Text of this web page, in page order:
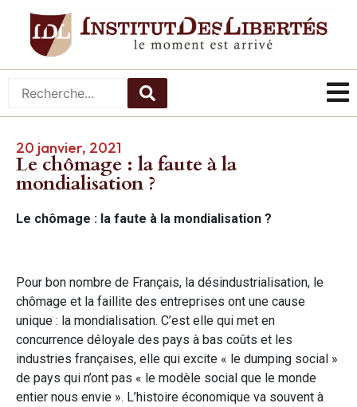
20 janvier, 2021
Le chômage : la faute à la
mondialisation ?
Le chômage : la faute à la mondialisation ?
Pour bon nombre de Français, la désindustrialisation, le
chômage et la faillite des entreprises ont une cause
unique : la mondialisation. C’est elle qui met en
concurrence déloyale des pays à bas coûts et les
industries françaises, elle qui excite « le dumping social »
de pays qui n’ont pas « le modèle social que le monde
entier nous envie ». L’histoire économique va souvent à